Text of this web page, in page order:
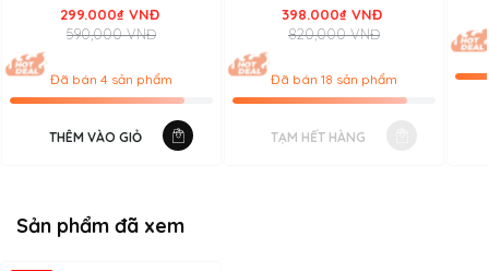
299.000₫ VNĐ
590,000 VNĐ
Đã bán 4 sản phẩm
THÊM VÀO GIỎ
398.000₫ VNĐ
820,000 VNĐ
Đã bán 18 sản phẩm
TẠM HẾT HÀNG
Sản phẩm đã xem